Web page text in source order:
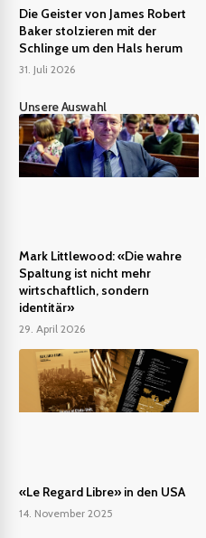
Die Geister von James Robert
Baker stolzieren mit der
Schlinge um den Hals herum
31. Juli 2026
Unsere Auswahl
Mark Littlewood: «Die wahre
Spaltung ist nicht mehr
wirtschaftlich, sondern
identitär»
29. April 2026
«Le Regard Libre» in den USA
14. November 2025